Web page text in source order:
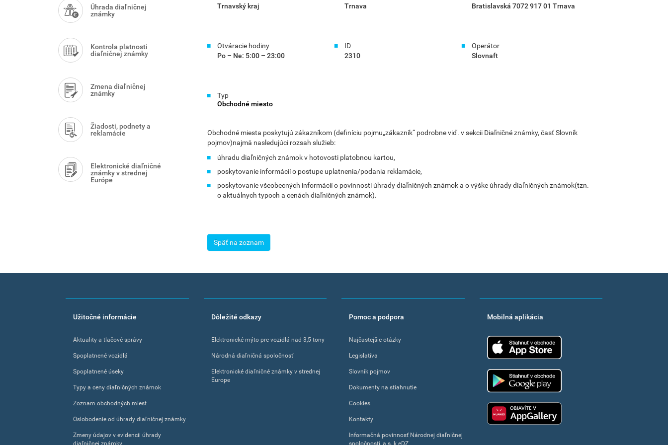
Trnavský kraj
Trnava
Bratislavská 7072 917 01 Trnava
Otváracie hodiny
Po – Ne: 5:00 – 23:00
ID
2310
Operátor
Slovnaft
Typ
Obchodné miesto
Obchodné miesta poskytujú zákazníkom (definíciu pojmu„zákazník“ podrobne viď. v sekcii Diaľničné známky, časť Slovník
pojmov)najmä nasledujúci rozsah služieb:
úhradu diaľničných známok v hotovosti platobnou kartou,
poskytovanie informácií o postupe uplatnenia/podania reklamácie,
poskytovanie všeobecných informácií o povinnosti úhrady diaľničných známok a o výške úhrady diaľničných známok(tzn.
o aktuálnych typoch a cenách diaľničných známok).
Späť na zoznam
Menu
Úhrada diaľničnej
známky
Kontrola platnosti
diaľničnej známky
Zmena diaľničnej
známky
Žiadosti, podnety a
reklamácie
Elektronické diaľničné
známky v strednej
Európe
FooterUžitočné informácie
Aktuality a tlačové správy
Spoplatnené vozidlá
Spoplatnené úseky
Typy a ceny diaľničných známok
Zoznam obchodných miest
Oslobodenie od úhrady diaľničnej známky
Zmeny údajov v evidencii úhrady
diaľničnej známky
Dôležité odkazy
Elektronické mýto pre vozidlá nad 3,5 tony
Národná diaľničná spoločnosť
Elektronické diaľničné známky v strednej
Europe
Pomoc a podpora
Najčastejšie otázky
Legislatíva
Slovník pojmov
Dokumenty na stiahnutie
Cookies
Kontakty
Informačná povinnosť Národnej diaľničnej
spoločnosti, a.s. k eDZ
Mobilná aplikácia
App Store
Google Play
Huawei app gallery